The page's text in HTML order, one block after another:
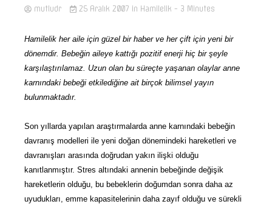
mutludr 25 Aralık 2007 in Hamilelik - 3 Minutes
Hamilelik her aile için güzel bir haber ve her çift için yeni bir
dönemdir. Bebeğin aileye kattığı pozitif enerji hiç bir şeyle
karşılaştırılamaz. Uzun olan bu süreçte yaşanan olaylar anne
karnındaki bebeği etkilediğine ait birçok bilimsel yayın
bulunmaktadır.
Son yıllarda yapılan araştırmalarda anne karnındaki bebeğin
davranış modelleri ile yeni doğan dönemindeki hareketleri ve
davranışları arasında doğrudan yakın ilişki olduğu
kanıtlanmıştır. Stres altındaki annenin bebeğinde değişik
hareketlerin olduğu, bu bebeklerin doğumdan sonra daha az
uyudukları, emme kapasitelerinin daha zayıf olduğu ve sürekli